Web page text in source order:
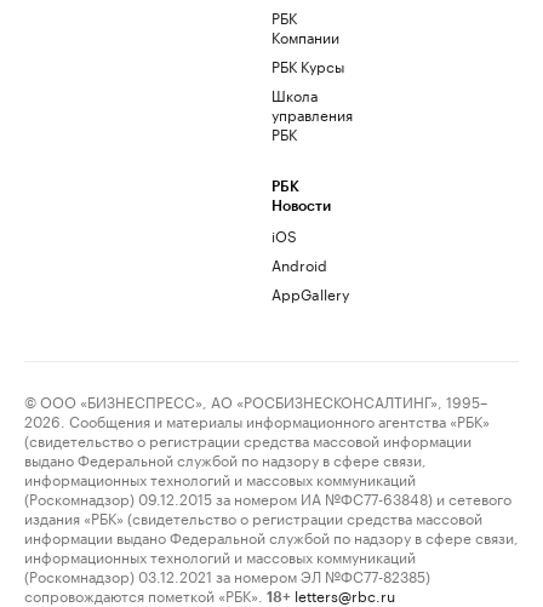
РБК
Компании
РБК Курсы
Школа
управления
РБК
РБК
Новости
iOS
Android
AppGallery
© ООО «БИЗНЕСПРЕСС», АО «РОСБИЗНЕСКОНСАЛТИНГ», 1995–
2026. Сообщения и материалы информационного агентства «РБК»
(свидетельство о регистрации средства массовой информации
выдано Федеральной службой по надзору в сфере связи,
информационных технологий и массовых коммуникаций
(Роскомнадзор) 09.12.2015 за номером ИА №ФС77-63848) и сетевого
издания «РБК» (свидетельство о регистрации средства массовой
информации выдано Федеральной службой по надзору в сфере связи,
информационных технологий и массовых коммуникаций
(Роскомнадзор) 03.12.2021 за номером ЭЛ №ФС77-82385)
сопровождаются пометкой «РБК».
18+ letters@rbc.ru